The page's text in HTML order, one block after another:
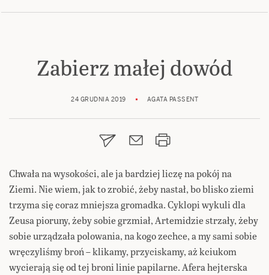
Zabierz małej dowód
24 GRUDNIA 2019 AGATA PASSENT
Chwała na wysokości, ale ja bardziej liczę na pokój na
Ziemi. Nie wiem, jak to zrobić, żeby nastał, bo blisko ziemi
trzyma się coraz mniejsza gromadka. Cyklopi wykuli dla
Zeusa pioruny, żeby sobie grzmiał, Artemidzie strzały, żeby
sobie urządzała polowania, na kogo zechce, a my sami sobie
wręczyliśmy broń – klikamy, przyciskamy, aż kciukom
wycierają się od tej broni linie papilarne. Afera hejterska